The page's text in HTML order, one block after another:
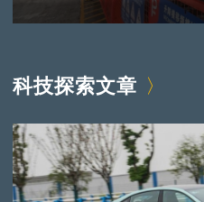
科技探索文章